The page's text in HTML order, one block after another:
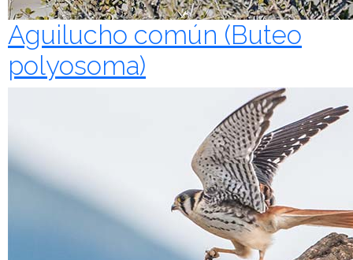
Aguilucho común (Buteo
polyosoma)